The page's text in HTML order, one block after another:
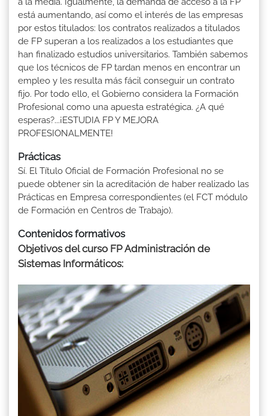
está aumentando, así como el interés de las empresas
por estos titulados: los contratos realizados a titulados
de FP superan a los realizados a los estudiantes que
han finalizado estudios universitarios. También sabemos
que los técnicos de FP tardan menos en encontrar un
empleo y les resulta más fácil conseguir un contrato
fijo. Por todo ello, el Gobierno considera la Formación
Profesional como una apuesta estratégica. ¿A qué
esperas?...¡ESTUDIA FP Y MEJORA
PROFESIONALMENTE!
Prácticas
Sí. El Título Oficial de Formación Profesional no se
puede obtener sin la acreditación de haber realizado las
Prácticas en Empresa correspondientes (el FCT módulo
de Formación en Centros de Trabajo).
Contenidos formativos
Objetivos del curso FP Administración de
Sistemas Informáticos: